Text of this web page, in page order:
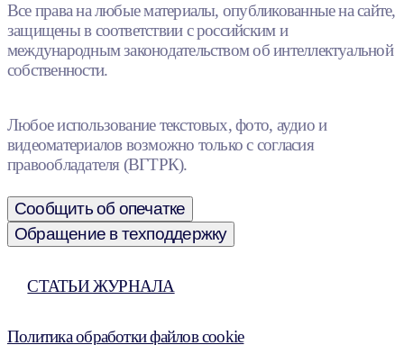
Все права на любые материалы, опубликованные на сайте,
защищены в соответствии с российским и
международным законодательством об интеллектуальной
собственности.
Любое использование текстовых, фото, аудио и
видеоматериалов возможно только с согласия
правообладателя (ВГТРК).
Сообщить об опечатке
Обращение в техподдержку
СТАТЬИ ЖУРНАЛА
Политика обработки файлов cookie